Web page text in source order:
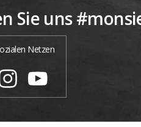
Sie uns
Netzen